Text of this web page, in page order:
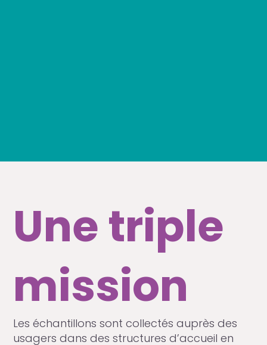
Une triple
mission
Les échantillons sont collectés auprès des
usagers dans des structures d’accueil en